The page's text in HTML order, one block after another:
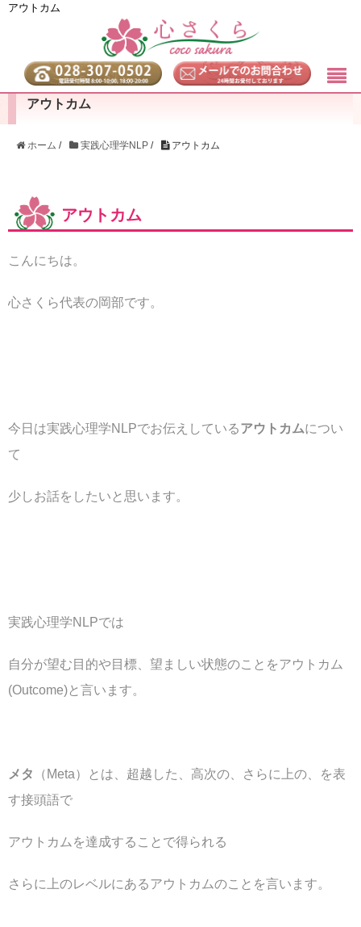
アウトカム
アウトカム
ホーム / 実践心理学NLP / アウトカム
アウトカム
こんにちは。
心さくら代表の岡部です。
今日は実践心理学NLPでお伝えしているアウトカムについ
て
少しお話をしたいと思います。
実践心理学NLPでは
自分が望む目的や目標、望ましい状態のことをアウトカム
(Outcome)と言います。
メタ
（Meta）とは、超越した、高次の、さらに上の、を表
す接頭語で
アウトカムを達成することで得られる
さらに上のレベルにあるアウトカムのことを言います。